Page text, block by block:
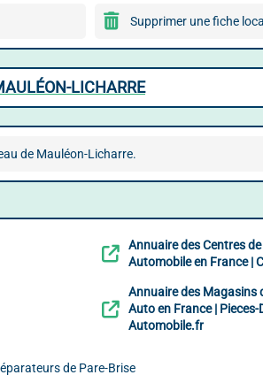
Supprimer une fiche
LICHARRE
de Mauléon-Licharre.
Annuaire des Centres
Automobile en France |
Annuaire des Magasins
Auto en France | Pieces-
Automobile.fr
de Pare-Brise